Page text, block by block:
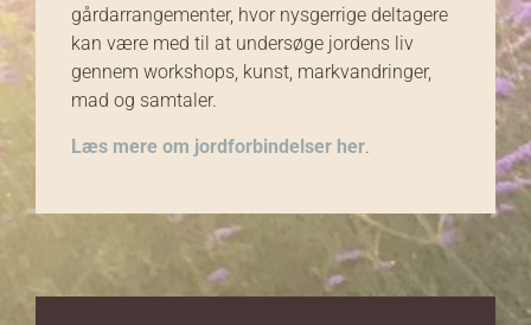
gårdarrangementer, hvor nysgerrige deltagere
kan være med til at undersøge jordens liv
gennem workshops, kunst, markvandringer,
mad og samtaler.
Læs mere om jordforbindelser her.